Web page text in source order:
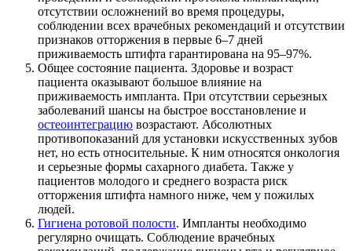
отсутствии осложнений во время процедуры,
соблюдении всех врачебных рекомендаций и отсутствии
признаков отторжения в первые 6–7 дней
приживаемость штифта гарантирована на 95–97%.
Общее состояние пациента. Здоровье и возраст
пациента оказывают большое влияние на
приживаемость импланта. При отсутствии серьезных
заболеваний шансы на быстрое восстановление и
остеоинтеграцию возрастают. Абсолютных
противопоказаний для установки искусственных зубов
нет, но есть относительные. К ним относятся онкология
и серьезные формы сахарного диабета. Также у
пациентов молодого и среднего возраста риск
отторжения штифта намного ниже, чем у пожилых
людей.
Гигиена ротовой полости. Импланты необходимо
регулярно очищать. Соблюдение врачебных